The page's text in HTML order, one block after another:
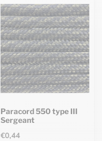
Paracord 550 type III
Sergeant
€0,44